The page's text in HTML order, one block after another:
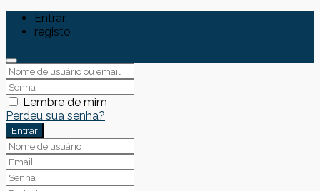
Entrar
registo
Lembre de mim
Perdeu sua senha?
Entrar